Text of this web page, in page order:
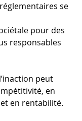
se
pour des
responsables
peut
en
en rentabilité.